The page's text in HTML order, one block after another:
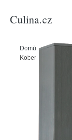
Culina.cz
Domů /Produkty
Koben 158 cm